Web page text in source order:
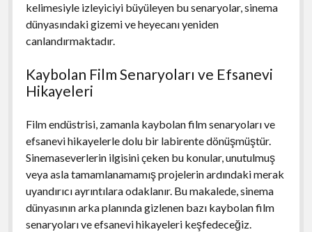
kelimesiyle izleyiciyi büyüleyen bu senaryolar, sinema
dünyasındaki gizemi ve heyecanı yeniden
canlandırmaktadır.
Kaybolan Film Senaryoları ve Efsanevi
Hikayeleri
Film endüstrisi, zamanla kaybolan film senaryoları ve
efsanevi hikayelerle dolu bir labirente dönüşmüştür.
Sinemaseverlerin ilgisini çeken bu konular, unutulmuş
veya asla tamamlanamamış projelerin ardındaki merak
uyandırıcı ayrıntılara odaklanır. Bu makalede, sinema
dünyasının arka planında gizlenen bazı kaybolan film
senaryoları ve efsanevi hikayeleri keşfedeceğiz.